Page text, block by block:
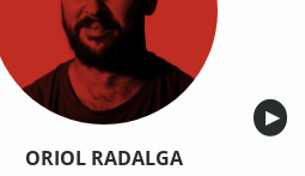
▶︎
ORIOL RADALGA